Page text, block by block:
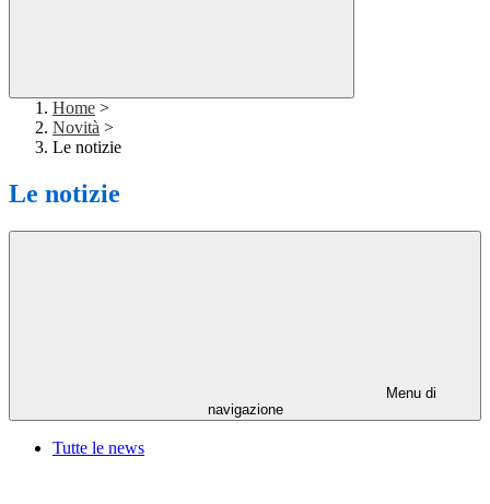
Home >
Novità >
Le notizie
Le notizie
Menu di
navigazione
Tutte le news